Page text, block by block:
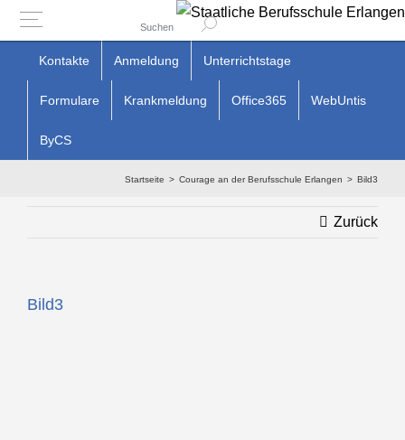
springen
Kontakte Anmeldung Unterrichtstage
Formulare Krankmeldung Office365 WebUntis
ByCS
Startseite Courage an der Berufsschule Erlangen Bild3
Zurück
Zeige
Bild3
Suchen